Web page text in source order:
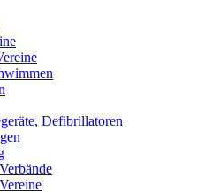
Defibrillatoren